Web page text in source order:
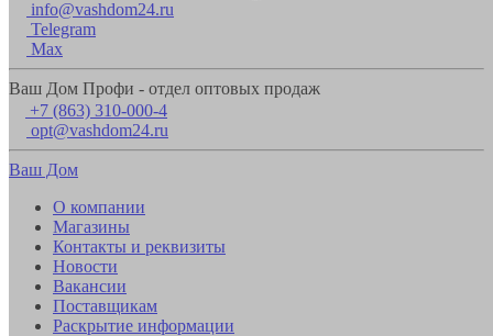
info@vashdom24.ru
Telegram
Max
Ваш Дом Профи - отдел оптовых продаж
+7 (863) 310-000-4
opt@vashdom24.ru
Ваш Дом
О компании
Магазины
Контакты и реквизиты
Новости
Вакансии
Поставщикам
Раскрытие информации